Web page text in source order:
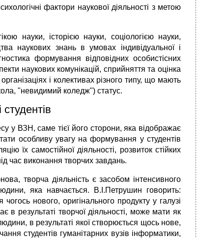
фактори наукової діяльності з метою
науки, історією науки, соціологією науки,
наукових знань в умовах індивідуальної і
формування відповідних особистісних
наукових комунікацій, сприйняття та оцінка
і колективах різного типу, що мають
"невидимий коледж") статус.
у ВЗН, саме тієї його сторони, яка відображає
особливу увагу на формування у студентів
їх самостійної діяльності, розвиток стійких
час виконання творчих завдань.
творча діяльність є засобом інтенсивного
яка навчається. В.І.Петрушин говорить:
нового, оригінального продукту у галузі
в результаті творчої діяльності, може мати як
в результаті якої створюється щось нове,
студентів гуманітарних вузів інформатики,